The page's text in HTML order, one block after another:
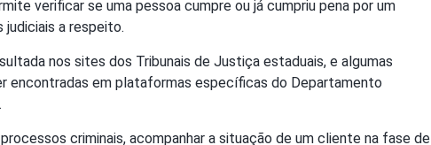
verificar se uma pessoa cumpre ou já cumpriu pena por um
judiciais a respeito.
nos sites dos Tribunais de Justiça estaduais, e algumas
encontradas em plataformas específicas do Departamento
criminais, acompanhar a situação de um cliente na fase de